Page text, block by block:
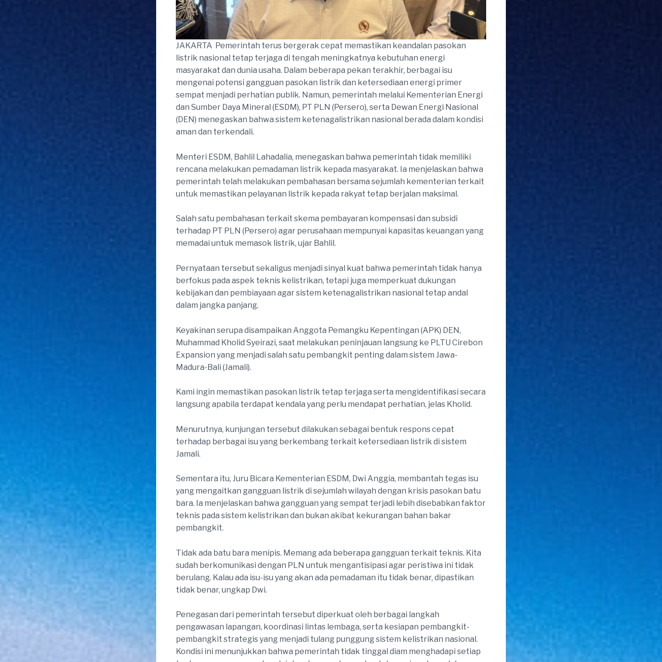
JAKARTA  Pemerintah terus bergerak cepat memastikan keandalan pasokan
listrik nasional tetap terjaga di tengah meningkatnya kebutuhan energi
masyarakat dan dunia usaha. Dalam beberapa pekan terakhir, berbagai isu
mengenai potensi gangguan pasokan listrik dan ketersediaan energi primer
sempat menjadi perhatian publik. Namun, pemerintah melalui Kementerian Energi
dan Sumber Daya Mineral (ESDM), PT PLN (Persero), serta Dewan Energi Nasional
(DEN) menegaskan bahwa sistem ketenagalistrikan nasional berada dalam kondisi
aman dan terkendali.
Menteri ESDM, Bahlil Lahadalia, menegaskan bahwa pemerintah tidak memiliki
rencana melakukan pemadaman listrik kepada masyarakat. Ia menjelaskan bahwa
pemerintah telah melakukan pembahasan bersama sejumlah kementerian terkait
untuk memastikan pelayanan listrik kepada rakyat tetap berjalan maksimal.
Salah satu pembahasan terkait skema pembayaran kompensasi dan subsidi
terhadap PT PLN (Persero) agar perusahaan mempunyai kapasitas keuangan yang
memadai untuk memasok listrik, ujar Bahlil.
Pernyataan tersebut sekaligus menjadi sinyal kuat bahwa pemerintah tidak hanya
berfokus pada aspek teknis kelistrikan, tetapi juga memperkuat dukungan
kebijakan dan pembiayaan agar sistem ketenagalistrikan nasional tetap andal
dalam jangka panjang.
Keyakinan serupa disampaikan Anggota Pemangku Kepentingan (APK) DEN,
Muhammad Kholid Syeirazi, saat melakukan peninjauan langsung ke PLTU Cirebon
Expansion yang menjadi salah satu pembangkit penting dalam sistem Jawa-
Madura-Bali (Jamali).
Kami ingin memastikan pasokan listrik tetap terjaga serta mengidentifikasi secara
langsung apabila terdapat kendala yang perlu mendapat perhatian, jelas Kholid.
Menurutnya, kunjungan tersebut dilakukan sebagai bentuk respons cepat
terhadap berbagai isu yang berkembang terkait ketersediaan listrik di sistem
Jamali.
Sementara itu, Juru Bicara Kementerian ESDM, Dwi Anggia, membantah tegas isu
yang mengaitkan gangguan listrik di sejumlah wilayah dengan krisis pasokan batu
bara. Ia menjelaskan bahwa gangguan yang sempat terjadi lebih disebabkan faktor
teknis pada sistem kelistrikan dan bukan akibat kekurangan bahan bakar
pembangkit.
Tidak ada batu bara menipis. Memang ada beberapa gangguan terkait teknis. Kita
sudah berkomunikasi dengan PLN untuk mengantisipasi agar peristiwa ini tidak
berulang. Kalau ada isu-isu yang akan ada pemadaman itu tidak benar, dipastikan
tidak benar, ungkap Dwi.
Penegasan dari pemerintah tersebut diperkuat oleh berbagai langkah
pengawasan lapangan, koordinasi lintas lembaga, serta kesiapan pembangkit-
pembangkit strategis yang menjadi tulang punggung sistem kelistrikan nasional.
Kondisi ini menunjukkan bahwa pemerintah tidak tinggal diam menghadapi setiap